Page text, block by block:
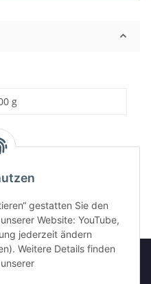
gestatten Sie den
Website: YouTube,
jederzeit ändern
Weitere Details finden
g